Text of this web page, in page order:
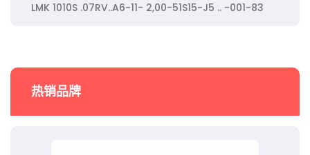
LMK 1010S .07RV..A6-11- 2,00-51S15-J5 .. -001-83
热销品牌